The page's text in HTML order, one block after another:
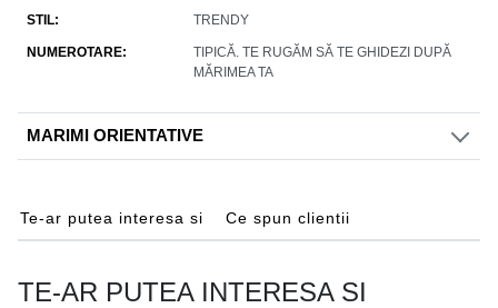
STIL TRENDY
NUMEROTARE
TIPICĂ. TE RUGĂM SĂ TE GHIDEZI DUPĂ
MĂRIMEA TA
MARIMI ORIENTATIVE
Te-ar putea interesa si Ce spun clientii
TE-AR PUTEA INTERESA SI